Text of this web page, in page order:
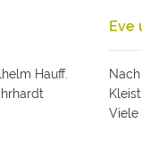
Hauff.
Eve
Viele